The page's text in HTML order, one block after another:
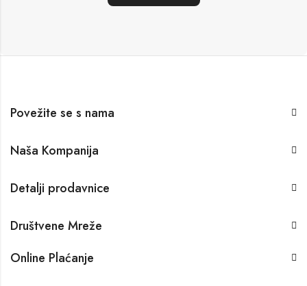
Povežite se s nama
Naša Kompanija
Detalji prodavnice
Društvene Mreže
Online Plaćanje